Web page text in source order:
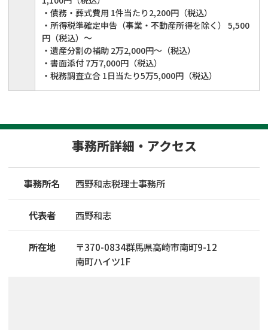
・債務・葬式費用 1件当たり2,200円（税込）
・所得税準確定申告（事業・不動産所得を除く） 5,500
円（税込）～
・遺産分割の補助 2万2,000円～（税込）
・書面添付 7万7,000円（税込）
・税務調査立合 1日当たり5万5,000円（税込）
事務所詳細・アクセス
事務所名 西野和志税理士事務所
代表者 西野和志
所在地 〒370-0834群馬県高崎市南町9-12
南町ハイツ1F